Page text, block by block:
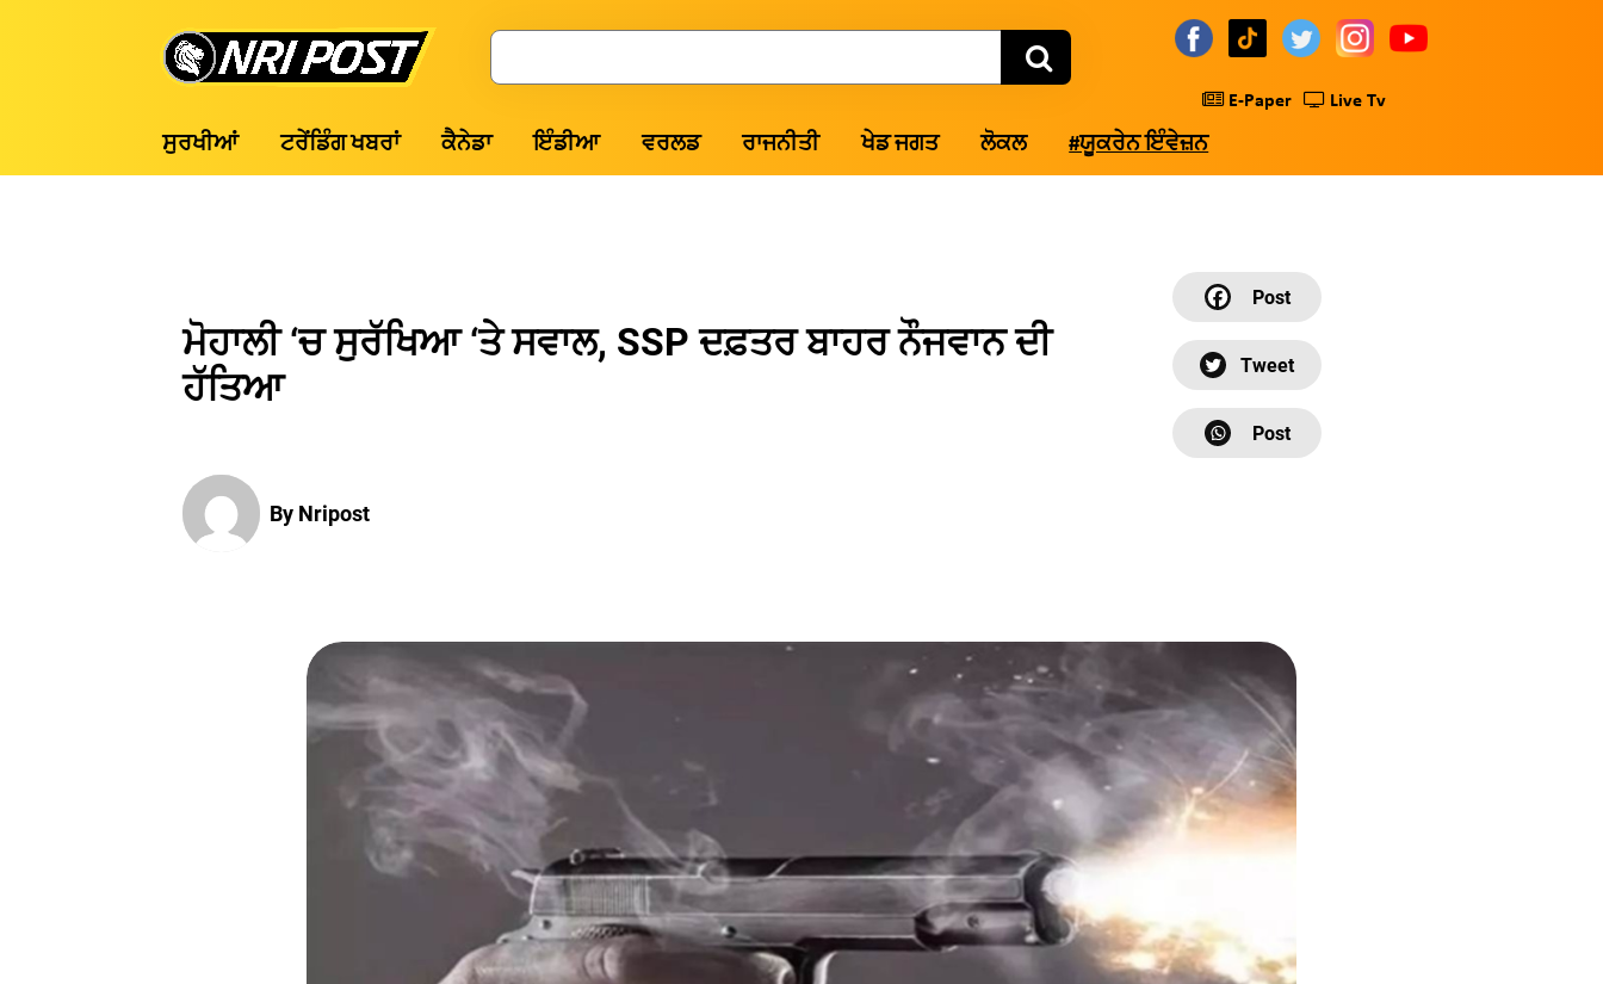
Post
Search
E-Paper Live Tv
ਸੁਰਖੀਆਂ ਟਰੇਂਡਿੰਗ ਖਬਰਾਂ ਕੈਨੇਡਾ ਇੰਡੀਆ ਵਰਲਡ ਰਾਜਨੀਤੀ ਖੇਡ ਜਗਤ ਲੋਕਲ #ਯੂਕਰੇਨ ਇੰਵੇਜ਼ਨ
ਮੋਹਾਲੀ ‘ਚ ਸੁਰੱਖਿਆ ‘ਤੇ ਸਵਾਲ, SSP ਦਫ਼ਤਰ ਬਾਹਰ ਨੌਜਵਾਨ ਦੀ
ਹੱਤਿਆ
By Nripost